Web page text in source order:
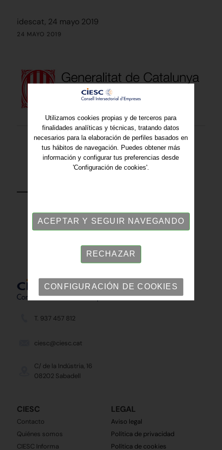
idescat, 24 mayo 2019
24 MAYO 2019
T. 937 457 812
ciesc@ciesc.cat
C/ de la Indústria, 16
08202 Sabadell
CIESC
Contacto
Quiénes somos
CIESC Informa
LEGAL
Aviso legal
Política de privacidad
Política de cookies
Utilizamos cookies propias y de terceros para
finalidades analíticas y técnicas, tratando datos
necesarios para la elaboración de perfiles basados en
tus hábitos de navegación. Puedes obtener más
información y configurar tus preferencias desde
'Configuración de cookies'.
ACEPTAR Y SEGUIR NAVEGANDO
RECHAZAR
CONFIGURACIÓN DE COOKIES